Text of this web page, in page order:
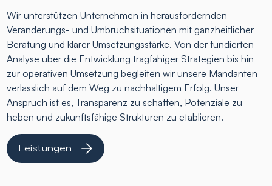
Wir unterstützen Unternehmen in herausfordernden
Veränderungs- und Umbruchsituationen mit ganzheitlicher
Beratung und klarer Umsetzungsstärke. Von der fundierten
Analyse über die Entwicklung tragfähiger Strategien bis hin
zur operativen Umsetzung begleiten wir unsere Mandanten
verlässlich auf dem Weg zu nachhaltigem Erfolg. Unser
Anspruch ist es, Transparenz zu schaffen, Potenziale zu
heben und zukunftsfähige Strukturen zu etablieren.
Leistungen